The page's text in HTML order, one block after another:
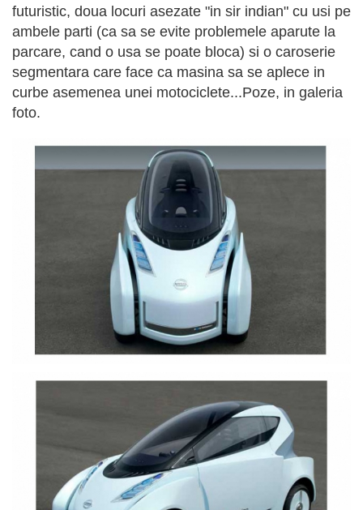
futuristic, doua locuri asezate "in sir indian" cu usi pe
ambele parti (ca sa se evite problemele aparute la
parcare, cand o usa se poate bloca) si o caroserie
segmentara care face ca masina sa se aplece in
curbe asemenea unei motociclete...Poze, in galeria
foto.